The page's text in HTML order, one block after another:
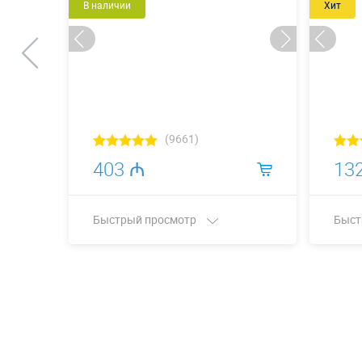
В наличии
(9661)
403 ₼
Быстрый просмотр
Хит